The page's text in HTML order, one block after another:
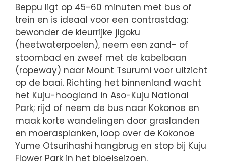
Beppu ligt op 45-60 minuten met bus of
trein en is ideaal voor een contrastdag:
bewonder de kleurrijke jigoku
(heetwaterpoelen), neem een zand- of
stoombad en zweef met de kabelbaan
(ropeway) naar Mount Tsurumi voor uitzicht
op de baai. Richting het binnenland wacht
het Kuju-hoogland in Aso-Kuju National
Park; rijd of neem de bus naar Kokonoe en
maak korte wandelingen door graslanden
en moerasplanken, loop over de Kokonoe
Yume Otsurihashi hangbrug en stop bij Kuju
Flower Park in het bloeiseizoen.